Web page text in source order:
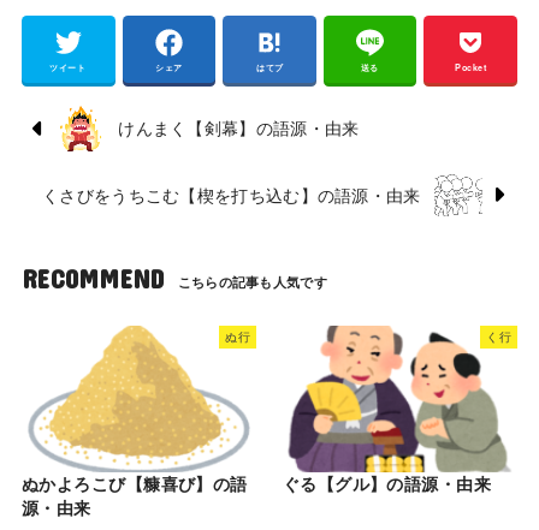
ツイート シェア はてブ 送る Pocket
けんまく【剣幕】の語源・由来
くさびをうちこむ【楔を打ち込む】の語源・由来
RECOMMEND
ぬ行
ぬかよろこび【糠喜び】の語
源・由来
く行
ぐる【グル】の語源・由来